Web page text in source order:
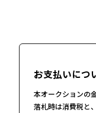
お支払いにつ
本オークションの
落札時は消費税と